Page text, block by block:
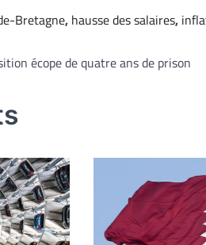
Bretagne, hausse des salaires,
écope de quatre ans de prison